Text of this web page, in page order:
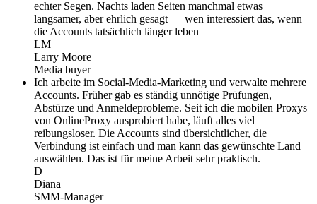
echter Segen. Nachts laden Seiten manchmal etwas
langsamer, aber ehrlich gesagt — wen interessiert das, wenn
die Accounts tatsächlich länger leben
LM
Larry Moore
Media buyer
Ich arbeite im Social-Media-Marketing und verwalte mehrere
Accounts. Früher gab es ständig unnötige Prüfungen,
Abstürze und Anmeldeprobleme. Seit ich die mobilen Proxys
von OnlineProxy ausprobiert habe, läuft alles viel
reibungsloser. Die Accounts sind übersichtlicher, die
Verbindung ist einfach und man kann das gewünschte Land
auswählen. Das ist für meine Arbeit sehr praktisch.
D
Diana
SMM-Manager